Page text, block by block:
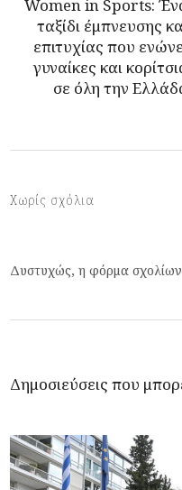
Women in Sports:
ταξίδι έμπνευσης
επιτυχίας που
γυναίκες και
σε όλη την
Χωρίς σχόλια
Δυστυχώς, η φόρμα σχολίων
Δημοσιεύσεις που